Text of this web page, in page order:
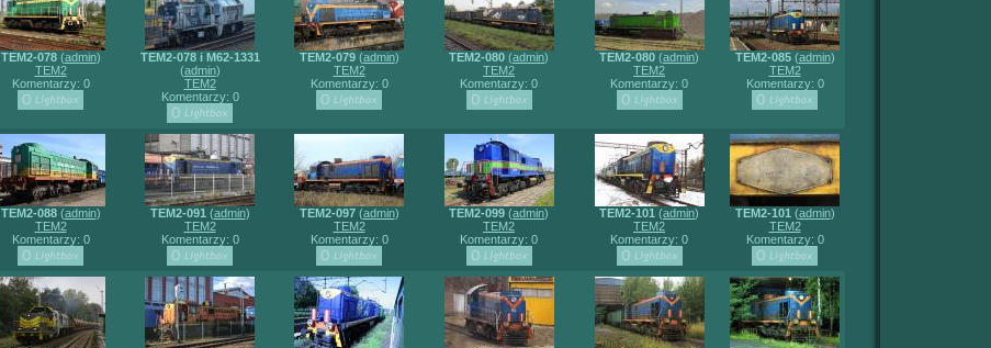
TEM2-078(admin)
TEM2
Komentarzy: 0
TEM2-078 i M62-1331
(admin)
TEM2
Komentarzy: 0
TEM2-079(admin)
TEM2
Komentarzy: 0
TEM2-080 (admin)
TEM2
Komentarzy: 0
TEM2-080 (admin)
TEM2
Komentarzy: 0
TEM2-085(admin)
TEM2
Komentarzy: 0
TEM2-088(admin)
TEM2
Komentarzy: 0
TEM2-091 (admin)
TEM2
Komentarzy: 0
TEM2-097(admin)
TEM2
Komentarzy: 0
TEM2-099 (admin)
TEM2
Komentarzy: 0
TEM2-101 (admin)
TEM2
Komentarzy: 0
TEM2-101 (admin)
TEM2
Komentarzy: 0